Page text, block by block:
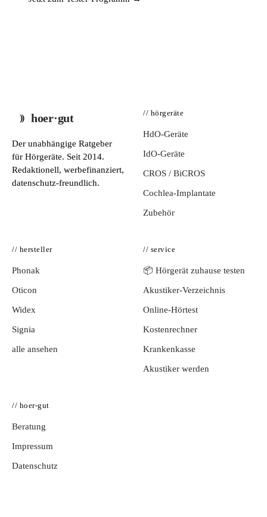
hoer·gut
Der unabhängige Ratgeber
für Hörgeräte. Seit 2014.
Redaktionell, werbefinanziert,
datenschutz-freundlich.
// hörgeräte
HdO-Geräte
IdO-Geräte
CROS / BiCROS
Cochlea-Implantate
Zubehör
// hersteller
Phonak
Oticon
Widex
Signia
alle ansehen
// service
📦 Hörgerät zuhause testen
Akustiker-Verzeichnis
Online-Hörtest
Kostenrechner
Krankenkasse
Akustiker werden
// hoer-gut
Beratung
Impressum
Datenschutz